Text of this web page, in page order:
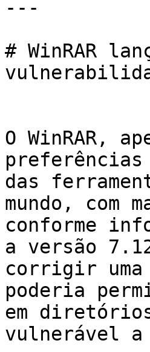
---
# WinRAR
O WinRAR,
preferências
das
mundo, com
conforme
a versão
corrigir
poderia
em
vulnerável a